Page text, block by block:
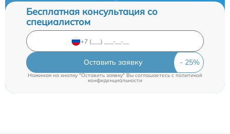
Бесплатная консультация со
специалистом
Оставить заявку
Нажимая на кнопку "Оставить заявку" Вы соглашаетесь c политикой
конфиденциальности